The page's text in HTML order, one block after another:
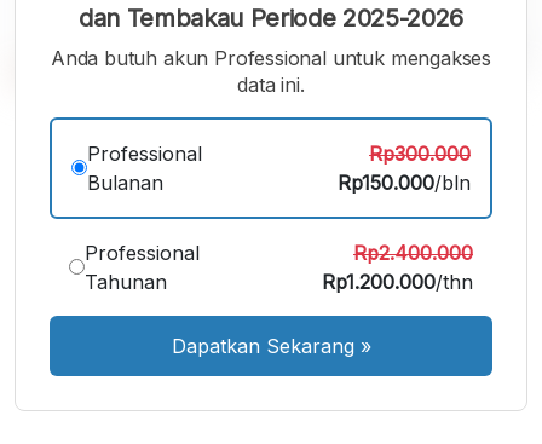
A
Font
A A
Font
Besar
dan Tembakau Periode 2025-2026
Anda butuh akun Professional untuk mengakses
data ini.
Professional
Bulanan
Rp300.000
Rp150.000/bln
Professional
Tahunan
Rp2.400.000
Rp1.200.000/thn
Dapatkan Sekarang »